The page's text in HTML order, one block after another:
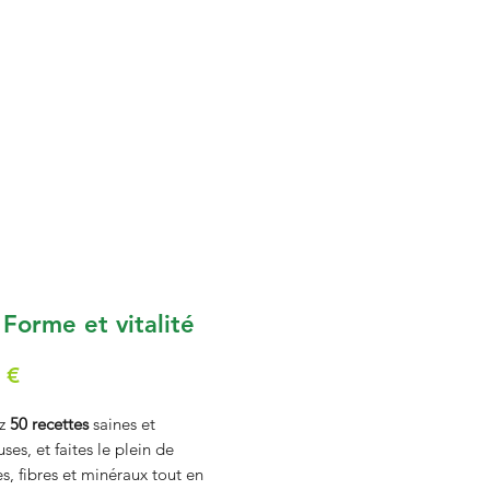
et vitalité
€Prix
50 recettessaines et
et faites le plein de
fibres et minéraux tout en